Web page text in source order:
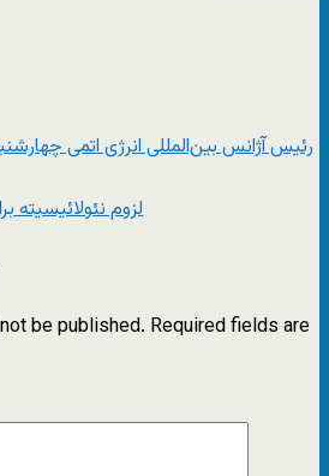
رئیس آژانس بین‌المللی انرژی اتمی
لزوم نئولائیسیته
be published. Required fields are